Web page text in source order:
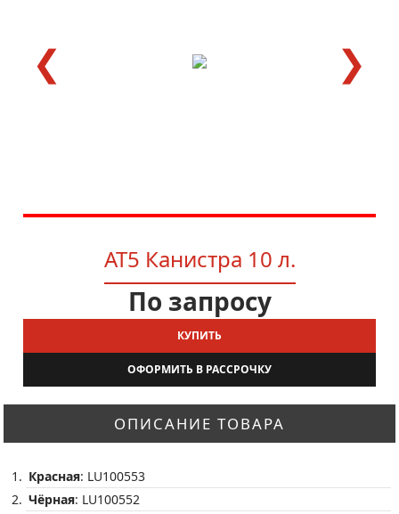
❮ ❯
AT5 Канистра 10 л.
По запросу
КУПИТЬ
ОФОРМИТЬ В РАССРОЧКУ
ОПИСАНИЕ ТОВАРА
Красная: LU100553
Чёрная: LU100552